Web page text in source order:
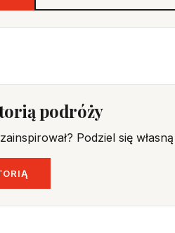
podróży
Podziel się